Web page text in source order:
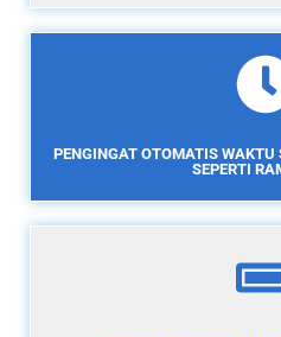
PENGINGAT OTOMATIS
SEPERTI